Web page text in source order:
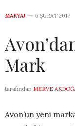
MAKYAJ 6 ŞUBAT 2017
Mark
tarafından MERVE
Avon’un yeni